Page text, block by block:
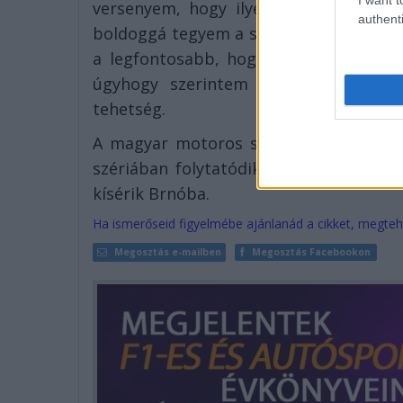
versenyem, hogy ilyen sokan jöttek,
boldoggá tegyem a szurkolókat.
a legfontosabb, hogy befejezzem a
úgyhogy szerintem kihoztuk a
tehetség.
A magyar motoros számára a jövő
szériában folytatódik a szezon, majd
kísérik Brnóba.
Ha ismerőseid figyelmébe ajánlanád a cikket,
Megosztás e-mailben Megosztás Facebookon